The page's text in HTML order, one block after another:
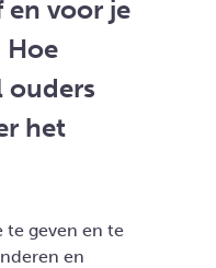
en voor je
Hoe
ouders
het
te geven en te
en